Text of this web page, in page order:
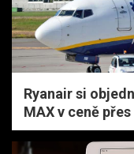
Ryanair si
MAX v ceně